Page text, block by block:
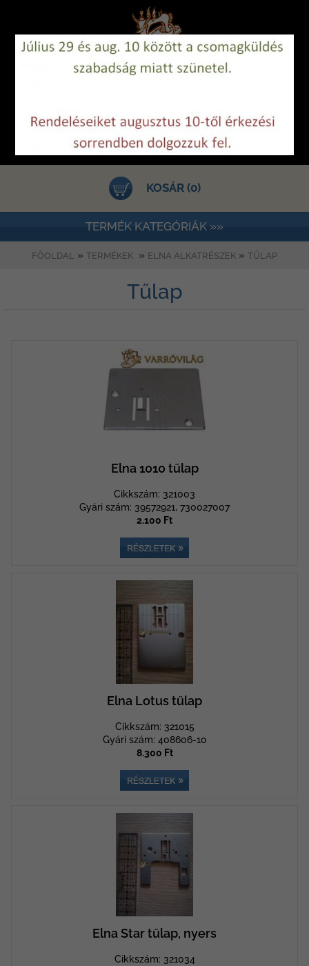
KOSÁR (0)
TERMÉK KATEGÓRIÁK »»
FŐOLDAL » TERMÉKEK » ELNA ALKATRÉSZEK » TŰLAP
Tűlap
Elna 1010 tűlap
Cikkszám: 321003
Gyári szám: 39572921, 730027007
2.100 Ft
Elna Lotus tűlap
Cikkszám: 321015
Gyári szám: 408606-10
8.300 Ft
Elna Star tűlap, nyers
Cikkszám: 321034